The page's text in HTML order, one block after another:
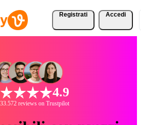
Registrati Accedi
4.9
reviews on Trustpilot